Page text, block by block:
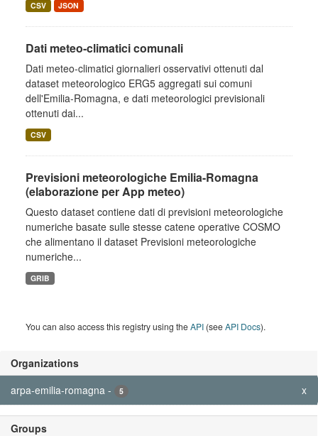
Organizations
arpa-emilia-romagna - 5 x
Groups
CSV JSON
Dati meteo-climatici comunali
Dati meteo-climatici giornalieri osservativi ottenuti dal
dataset meteorologico ERG5 aggregati sui comuni
dell'Emilia-Romagna, e dati meteorologici previsionali
ottenuti dai...
CSV
Previsioni meteorologiche Emilia-Romagna
(elaborazione per App meteo)
Questo dataset contiene dati di previsioni meteorologiche
numeriche basate sulle stesse catene operative COSMO
che alimentano il dataset Previsioni meteorologiche
numeriche...
GRIB
You can also access this registry using theAPI (seeAPI Docs).